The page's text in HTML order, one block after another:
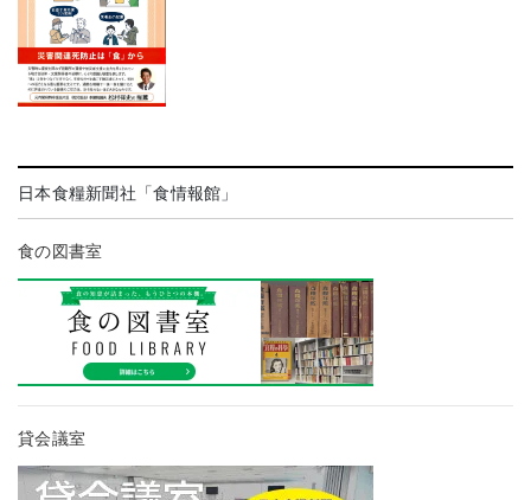
日本食糧新聞社「食情報館」
食の図書室
貸会議室